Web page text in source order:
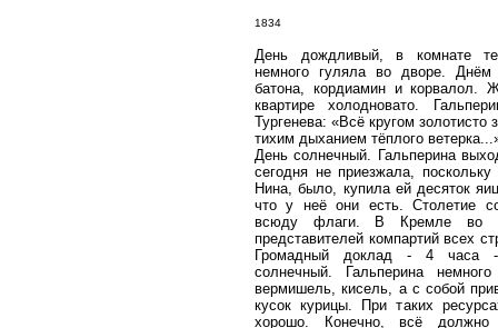
1834
День дождливый, в комнате
немного гуляла во дворе.
батона, кордиамин и корвалол.
квартире холодновато.
Тургенева: «Всё кругом золотисто
тихим дыханием тёплого
День солнечный. Гальперина
сегодня не приезжала,
Нина, было, купила ей десяток
что у неё они есть. Столетие
всюду флаги. В Кремле во
представителей компартий всех
Громадный доклад - 4 часа
солнечный. Гальперина
вермишель, кисель, а с собой
кусок курицы. При таких
хорошо. Конечно, всё